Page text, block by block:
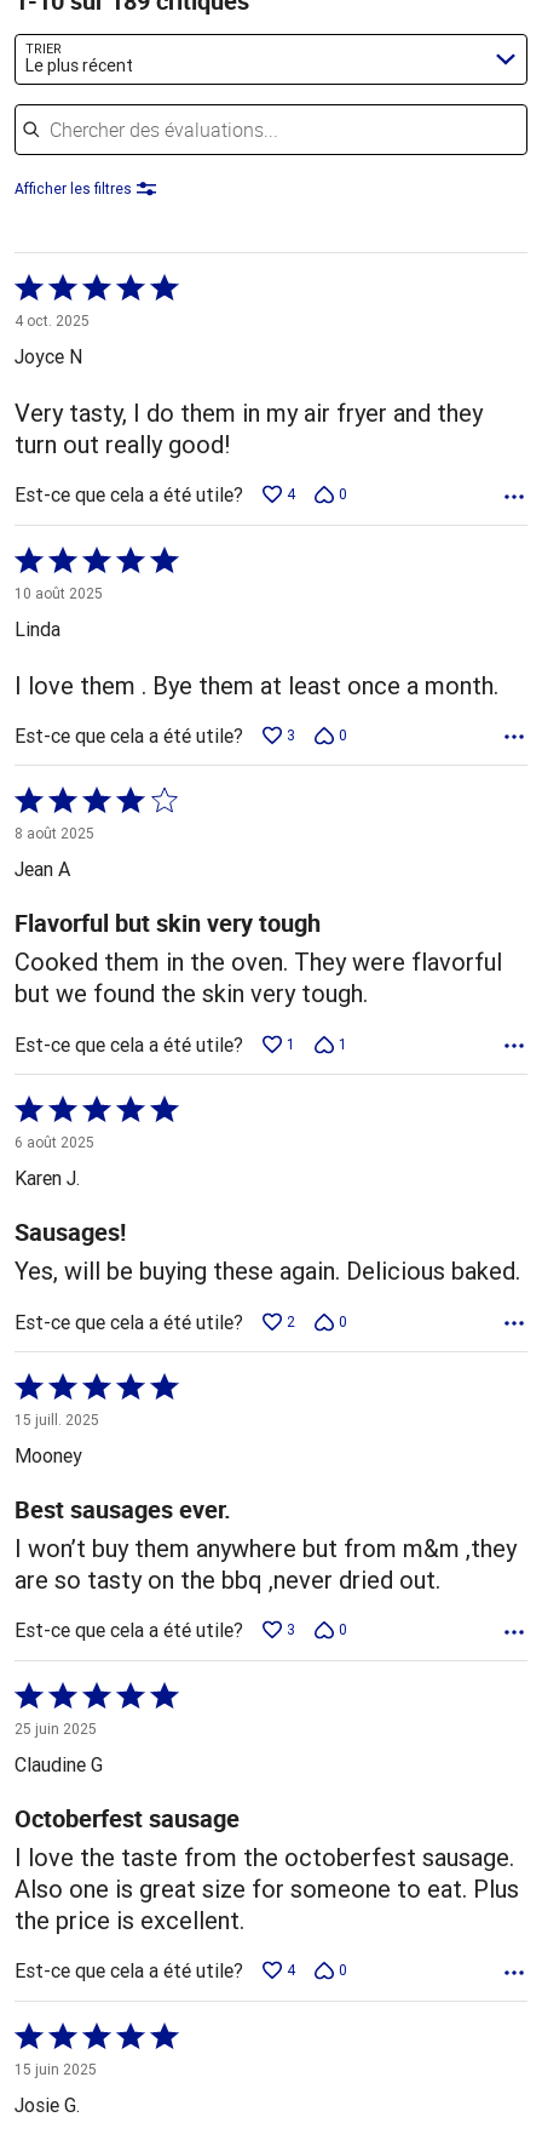
TRIER
Le plus récent
Chercher des évaluations
Afficher les filtres
Coté
5 sur
5
4 oct. 2025
Joyce N
Very tasty, I do them in my air fryer and they
turn out really good!
Est-ce que cela a été utile? 4 0
Coté
5 sur
5
10 août 2025
Linda
I love them . Bye them at least once a month.
Est-ce que cela a été utile? 3 0
Coté
4 sur
5
8 août 2025
Jean A
Flavorful but skin very tough
Cooked them in the oven. They were flavorful
but we found the skin very tough.
Est-ce que cela a été utile? 1 1
Coté
5 sur
5
6 août 2025
Karen J.
Sausages!
Yes, will be buying these again. Delicious baked.
Est-ce que cela a été utile? 2 0
Coté
5 sur
5
15 juill. 2025
Mooney
Best sausages ever.
I won’t buy them anywhere but from m&m ,they
are so tasty on the bbq ,never dried out.
Est-ce que cela a été utile? 3 0
Coté
5 sur
5
25 juin 2025
Claudine G
Octoberfest sausage
I love the taste from the octoberfest sausage.
Also one is great size for someone to eat. Plus
the price is excellent.
Est-ce que cela a été utile? 4 0
Coté
5 sur
5
15 juin 2025
Josie G.